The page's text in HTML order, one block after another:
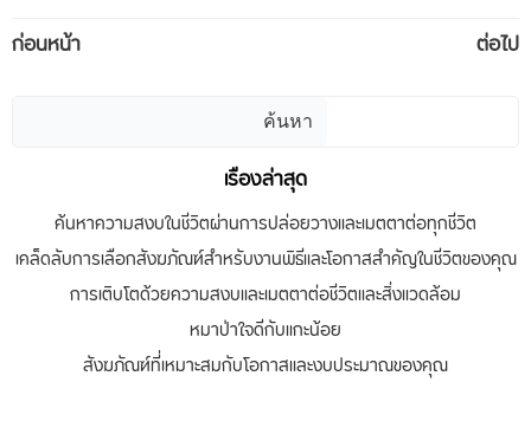
Post
ก่อนหน้า
navigation
ต่อไป
ค้นหา
ค้นหา
เรื่องล่าสุด
ค้นหาความสงบในชีวิตผ่านการปล่อยวางและเมตตาต่อทุกชีวิต
เคล็ดลับการเลือกสังฆภัณฑ์สำหรับงานพิธีและโอกาสสำคัญในชีวิตของคุณ
การเติบโตด้วยความสงบและเมตตาต่อชีวิตและสิ่งแวดล้อม
หมาป่าใจดีกับแกะน้อย
สังฆภัณฑ์ที่เหมาะสมกับโอกาสและงบประมาณของคุณ